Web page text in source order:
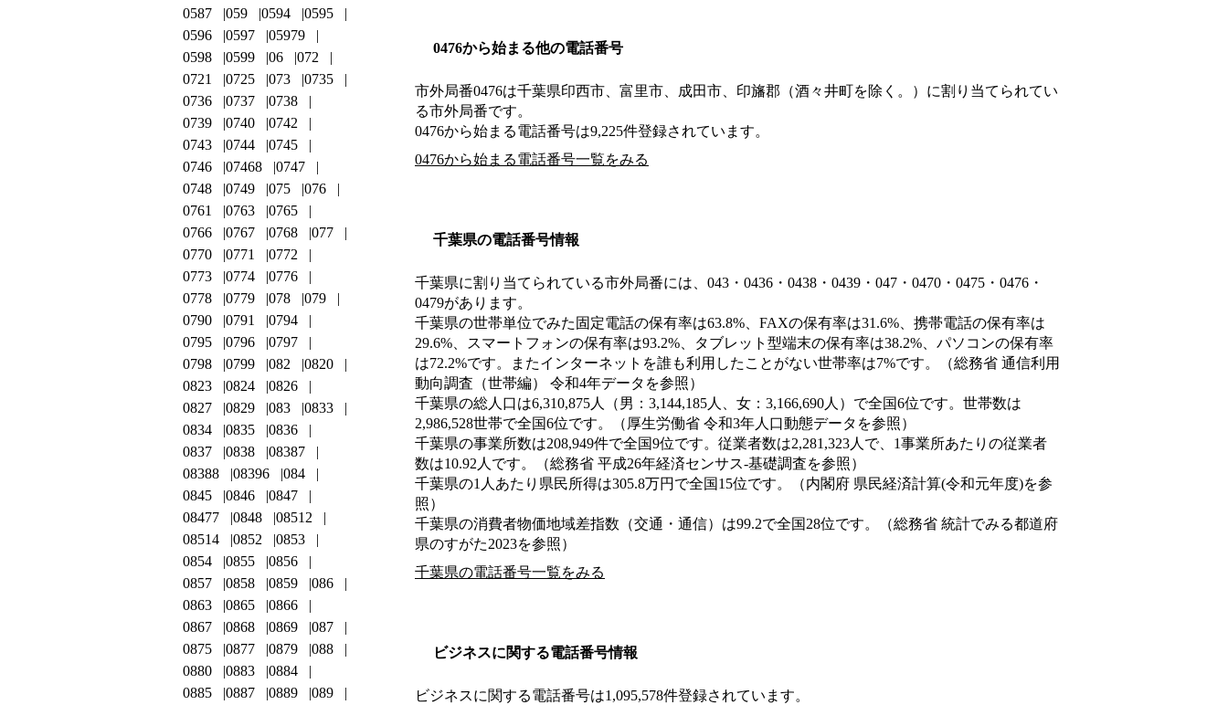
0476から始まる他の電話番号
市外局番0476は千葉県印西市、富里市、成田市、印旛郡（酒々井町を除く。） に割り当てられてい
る市外局番です。
0476から始まる電話番号は9,225件登録されています。
0476から始まる電話番号一覧をみる
千葉県の電話番号情報
千葉県に割り当てられている市外局番には、043・0436・0438・0439・047・0470・0475・0476・
0479があります。
千葉県の世帯単位でみた固定電話の保有率は63.8%、FAXの保有率は31.6%、携帯電話の保有率は
29.6%、スマートフォンの保有率は93.2%、タブレット型端末の保有率は38.2%、パソコンの保有率
は72.2%です。またインターネットを誰も利用したことがない世帯率は7%です。（総務省 通信利用
動向調査（世帯編） 令和4年データを参照）
千葉県の総人口は6,310,875人（男：3,144,185人、女：3,166,690人）で全国6位です。世帯数は
2,986,528世帯で全国6位です。（厚生労働省 令和3年人口動態データを参照）
千葉県の事業所数は208,949件で全国9位です。従業者数は2,281,323人で、1事業所あたりの従業者
数は10.92人です。（総務省 平成26年経済センサス‐基礎調査を参照）
千葉県の1人あたり県民所得は305.8万円で全国15位です。（内閣府 県民経済計算(令和元年度)を参
照）
千葉県の消費者物価地域差指数（交通・通信）は99.2で全国28位です。（総務省 統計でみる都道府
県のすがた2023を参照）
千葉県の電話番号一覧をみる
ビジネスに関する電話番号情報
ビジネスに関する電話番号は1,095,578件登録されています。
0587
059 0594
0595
0596
0597
05979
0598
0599 06
072
0721
0725 073
0735
0736
0737
0738
0739
0740
0742
0743
0744
0745
0746
07468
0747
0748
0749 075
076
0761
0763
0765
0766
0767 0768
077
0770
0771
0772
0773
0774
0776
0778
0779 078
079
0790
0791
0794
0795
0796
0797
0798
0799 082
0820
0823
0824
0826
0827
0829 083
0833
0834
0835
0836
0837
0838
08387
08388
08396
084
0845
0846
0847
08477
0848
08512
08514
0852
0853
0854
0855
0856
0857
0858 0859
086
0863
0865
0866
0867
0868 0869
087
0875
0877 0879
088
0880
0883
0884
0885
0887 0889
089